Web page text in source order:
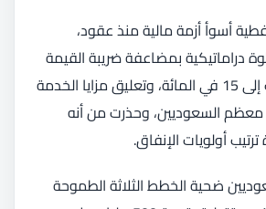
أسوأ أزمة مالية منذ عقود،
دراماتيكية بمضاعفة ضريبة القيمة
المضافة ثلاث مرات إلى 15 في المائة، وتعليق مزايا الخدمة
معظم السعوديين، وحذرت من أنه
أولويات الإنفاق.
ضحية الخطط الثلاثة الطموحة